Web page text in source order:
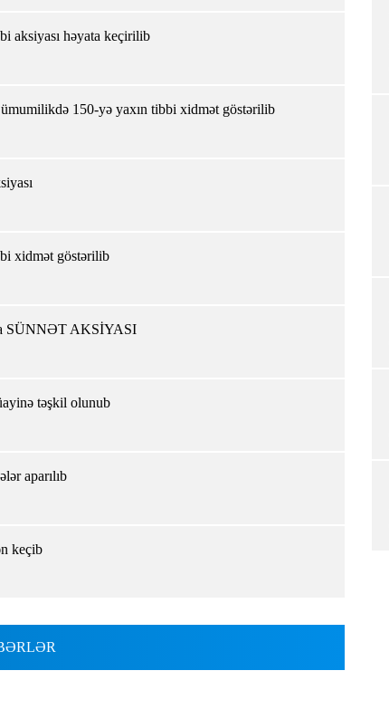
aksiyası həyata keçirilib
150-yə yaxın tibbi xidmət göstərilib
xidmət göstərilib
SÜNNƏT AKSİYASI
təşkil olunub
aparılıb
keçib